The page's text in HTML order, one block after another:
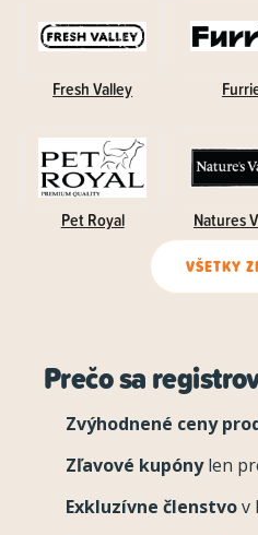
Fresh Valley
Pet Royal Natures
VŠETKY
Prečo sa
Zvýhodnené ceny
Zľavové kupónylen
Exkluzívne členstvov